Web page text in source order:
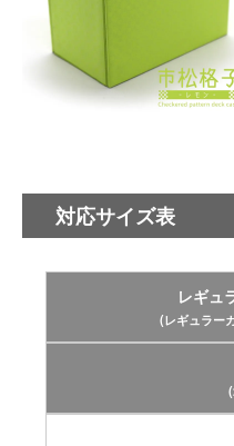
対応サイズ表
レギュ
(レギュラー